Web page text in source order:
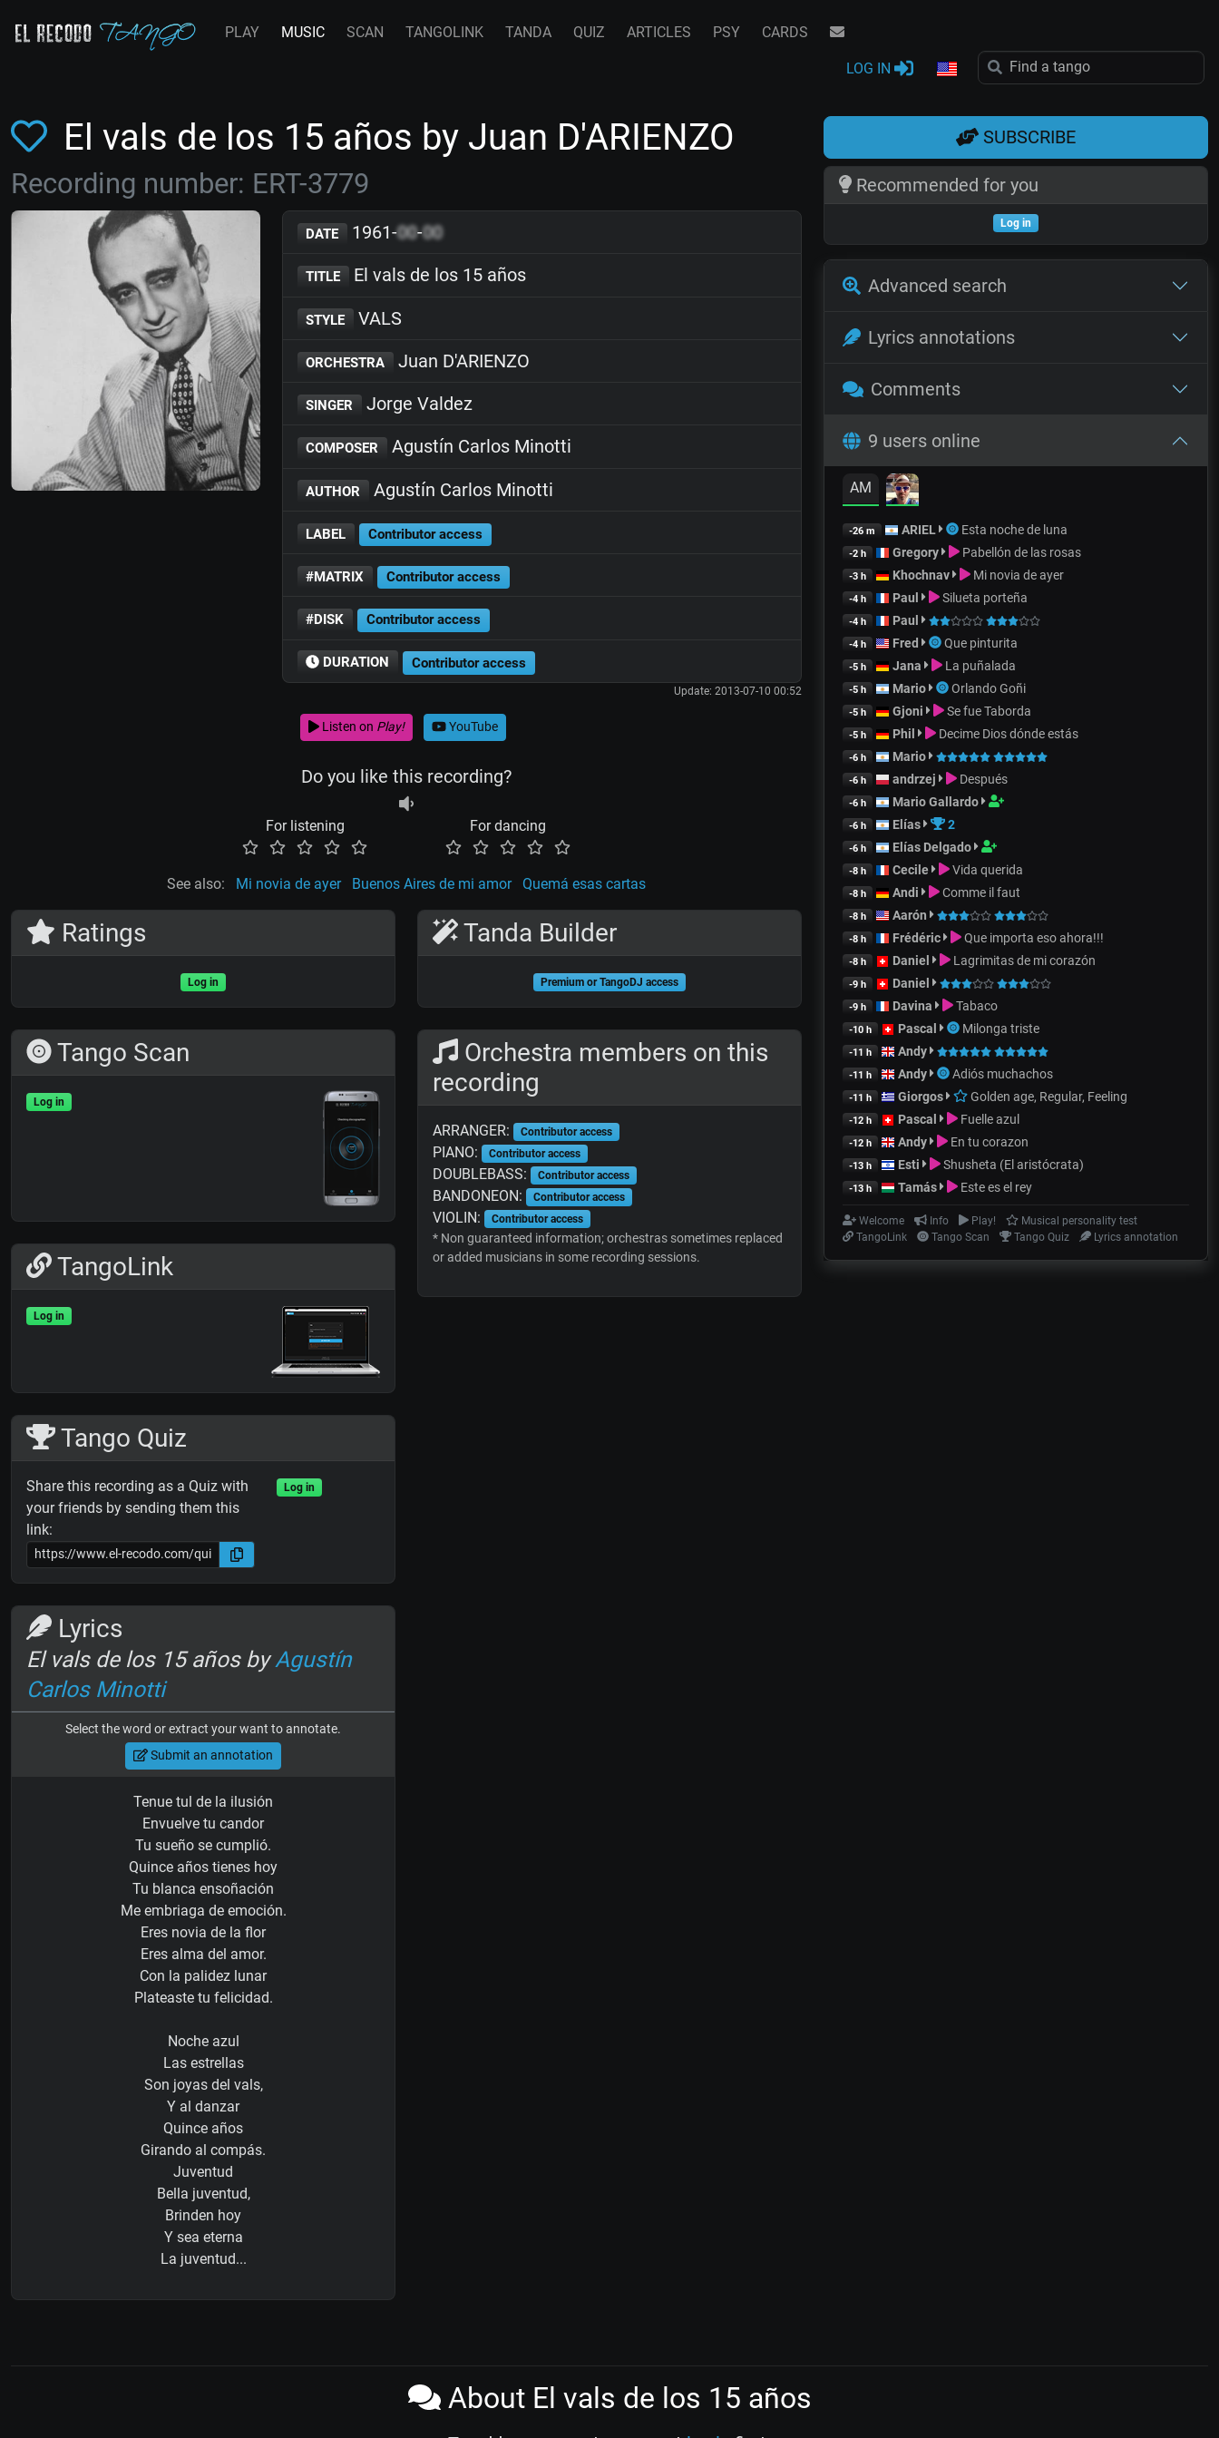
PLAY MUSIC SCAN TANGOLINK TANDA QUIZ ARTICLES PSY CARDS
LOG IN
El vals de los 15 años by Juan D'ARIENZO
Recording number: ERT-3779
DATE 1961-00-00
TITLE El vals de los 15 años
STYLE VALS
ORCHESTRA Juan D'ARIENZO
SINGER Jorge Valdez
COMPOSER Agustín Carlos Minotti
AUTHOR Agustín Carlos Minotti
LABEL Contributor access
#MATRIX Contributor access
#DISK Contributor access
DURATION Contributor access
Update: 2013-07-10 00:52
Listen on Play! YouTube
Do you like this recording?
For listening For dancing
See also: Mi novia de ayer Buenos Aires de mi amor Quemá esas cartas
Ratings
Log in
Tango Scan
Log in
TangoLink
Log in
Tango Quiz
Share this recording as a Quiz with
your friends by sending them this
link:
Log in
Lyrics
El vals de los 15 años byAgustín
Carlos Minotti
Select the word or extract your want to annotate.
Submit an annotation
Tenue tul de la ilusión
Envuelve tu candor
Tu sueño se cumplió.
Quince años tienes hoy
Tu blanca ensoñación
Me embriaga de emoción.
Eres novia de la flor
Eres alma del amor.
Con la palidez lunar
Plateaste tu felicidad.
Noche azul
Las estrellas
Son joyas del vals,
Y al danzar
Quince años
Girando al compás.
Juventud
Bella juventud,
Brinden hoy
Y sea eterna
La juventud...
Tanda Builder
Premium or TangoDJ access
Orchestra members on this
recording
ARRANGER: Contributor access
PIANO: Contributor access
DOUBLEBASS: Contributor access
BANDONEON: Contributor access
VIOLIN: Contributor access
* Non guaranteed information; orchestras sometimes replaced
or added musicians in some recording sessions.
SUBSCRIBE
Recommended for you
Log in
Advanced search
Lyrics annotations
Comments
9 users online
AM
-26 m ARIEL Esta noche de luna
-2 h Gregory Pabellón de las rosas
-3 h Khochnav Mi novia de ayer
-4 h Paul Silueta porteña
-4 h Paul
-4 h Fred Que pinturita
-5 h Jana La puñalada
-5 h Mario Orlando Goñi
-5 h Gjoni Se fue Taborda
-5 h Phil Decime Dios dónde estás
-6 h Mario
-6 h andrzej Después
-6 h Mario Gallardo
-6 h Elías 2
-6 h Elías Delgado
-8 h Cecile Vida querida
-8 h Andi Comme il faut
-8 h Aarón
-8 h Frédéric Que importa eso ahora!!!
-8 h Daniel Lagrimitas de mi corazón
-9 h Daniel
-9 h Davina Tabaco
-10 h Pascal Milonga triste
-11 h Andy
-11 h Andy Adiós muchachos
-11 h Giorgos Golden age, Regular, Feeling
-12 h Pascal Fuelle azul
-12 h Andy En tu corazon
-13 h Esti Shusheta (El aristócrata)
-13 h Tamás Este es el rey
Welcome Info Play!
Musical personality test
TangoLink
Tango Scan Tango Quiz Lyrics annotation
About El vals de los 15 años